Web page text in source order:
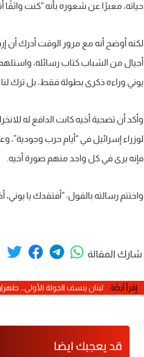
حياته، معبرًا عن شعوره بأنه “كنت واثقًا
لكنه أوضح أنه مع مرور الوقت أدرك أن
أجيال من الشباب كتاب رسائله،
يوني وراءه ذكرى بطولة فقط، بل ترك
وأكد أن تضحية أخيه كانت الدافع له
لوزراء إسرائيل في “أيام حرب وجودية”،
فإنه يرى في كل واحد منهم صورة أخيه.
واختتم رسالته بالقول: “أفتقدك يا يوني،
شارك المقالة
إقرأ أيضًا: لبنان ينسف الجولة الأولى…
قد يعجبك ايضا